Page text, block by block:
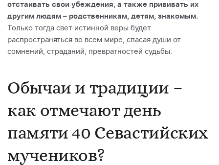
отстаивать свои убеждения, а также прививать их
другим людям – родственникам, детям, знакомым.
Только тогда свет истинной веры будет
распространяться во всём мире, спасая души от
сомнений, страданий, превратностей судьбы.
Обычаи и традиции –
как отмечают день
памяти 40 Севастийских
мучеников?